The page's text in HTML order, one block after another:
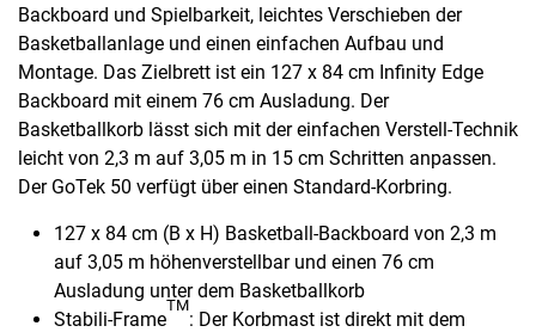
Backboard und Spielbarkeit, leichtes Verschieben der
Basketballanlage und einen einfachen Aufbau und
Montage. Das Zielbrett ist ein 127 x 84 cm Infinity Edge
Backboard mit einem 76 cm Ausladung. Der
Basketballkorb lässt sich mit der einfachen Verstell-Technik
leicht von 2,3 m auf 3,05 m in 15 cm Schritten anpassen.
Der GoTek 50 verfügt über einen Standard-Korbring.
127 x 84 cm (B x H) Basketball-Backboard von 2,3 m
auf 3,05 m höhenverstellbar und einen 76 cm
Ausladung unter dem Basketballkorb
Stabili-Frame
TM
: Der Korbmast ist direkt mit dem